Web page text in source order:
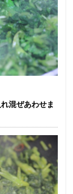
混ぜあわせま